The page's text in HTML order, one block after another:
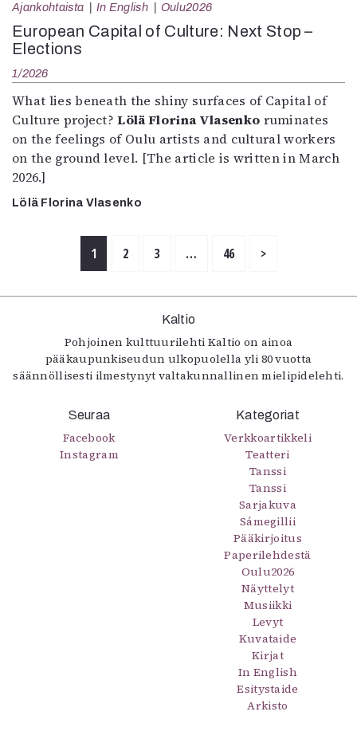
Ajankohtaista In English Oulu2026
European Capital of Culture: Next Stop –
Elections
1/2026
What lies beneath the shiny surfaces of Capital of
Culture project?Lölä Florina Vlasenko ruminates
on the feelings of Oulu artists and cultural workers
on the ground level. [The article is written in March
2026.]
Lölä Florina Vlasenko
1 2 3 … 46 >
Kaltio
Pohjoinen kulttuurilehti Kaltio on ainoa
pääkaupunkiseudun ulkopuolella yli 80 vuotta
säännöllisesti ilmestynyt valtakunnallinen mielipidelehti.
Seuraa
Facebook
Instagram
Kategoriat
Verkkoartikkeli
Teatteri
Tanssi
Tanssi
Sarjakuva
Sámegillii
Pääkirjoitus
Paperilehdestä
Oulu2026
Näyttelyt
Musiikki
Levyt
Kuvataide
Kirjat
In English
Esitystaide
Arkisto